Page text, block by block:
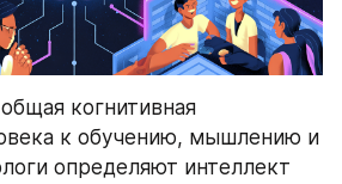
когнитивная
к обучению, мышлению и
определяют интеллект